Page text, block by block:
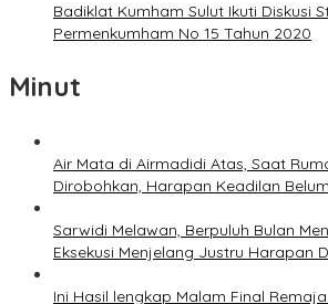
Badiklat Kumham Sulut Ikuti Diskusi
Permenkumham No 15 Tahun 2020
Minut
Air Mata di Airmadidi Atas, Saat
Dirobohkan, Harapan Keadilan
Sarwidi Melawan, Berpuluh Bulan
Eksekusi Menjelang Justru Harapan
Ini Hasil lengkap Malam Final